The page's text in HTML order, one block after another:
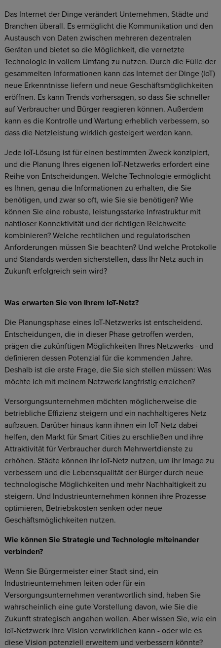
Das Internet der Dinge verändert Unternehmen, Städte und
Branchen überall. Es ermöglicht die Kommunikation und den
Austausch von Daten zwischen mehreren dezentralen
Geräten und bietet so die Möglichkeit, die vernetzte
Technologie in vollem Umfang zu nutzen. Durch die Fülle der
gesammelten Informationen kann das Internet der Dinge (IoT)
neue Erkenntnisse liefern und neue Geschäftsmöglichkeiten
eröffnen. Es kann Trends vorhersagen, so dass Sie schneller
auf Verbraucher und Bürger reagieren können. Außerdem
kann es die Kontrolle und Wartung erheblich verbessern, so
dass die Netzleistung wirklich gesteigert werden kann.
Jede IoT-Lösung ist für einen bestimmten Zweck konzipiert,
und die Planung Ihres eigenen IoT-Netzwerks erfordert eine
Reihe von Entscheidungen. Welche Technologie ermöglicht
es Ihnen, genau die Informationen zu erhalten, die Sie
benötigen, und zwar so oft, wie Sie sie benötigen? Wie
können Sie eine robuste, leistungsstarke Infrastruktur mit
nahtloser Konnektivität und der richtigen Reichweite
kombinieren? Welche rechtlichen und regulatorischen
Anforderungen müssen Sie beachten? Und welche Protokolle
und Standards werden sicherstellen, dass Ihr Netz auch in
Zukunft erfolgreich sein wird?
Was erwarten Sie von Ihrem IoT-Netz?
Die Planungsphase eines IoT-Netzwerks ist entscheidend.
Entscheidungen, die in dieser Phase getroffen werden,
prägen die zukünftigen Möglichkeiten Ihres Netzwerks - und
definieren dessen Potenzial für die kommenden Jahre.
Deshalb ist die erste Frage, die Sie sich stellen müssen: Was
möchte ich mit meinem Netzwerk langfristig erreichen?
Versorgungsunternehmen möchten möglicherweise die
betriebliche Effizienz steigern und ein nachhaltigeres Netz
aufbauen. Darüber hinaus kann ihnen ein IoT-Netz dabei
helfen, den Markt für Smart Cities zu erschließen und ihre
Attraktivität für Verbraucher durch Mehrwertdienste zu
erhöhen. Städte können ihr IoT-Netz nutzen, um ihr Image zu
verbessern und die Lebensqualität der Bürger durch neue
technologische Möglichkeiten und mehr Nachhaltigkeit zu
steigern. Und Industrieunternehmen können ihre Prozesse
optimieren, Betriebskosten senken oder neue
Geschäftsmöglichkeiten nutzen.
Wie können Sie Strategie und Technologie miteinander
verbinden?
Wenn Sie Bürgermeister einer Stadt sind, ein
Industrieunternehmen leiten oder für ein
Versorgungsunternehmen verantwortlich sind, haben Sie
wahrscheinlich eine gute Vorstellung davon, wie Sie die
Zukunft strategisch angehen wollen. Aber wissen Sie, wie ein
IoT-Netzwerk Ihre Vision verwirklichen kann - oder wie es
diese Vision potenziell erweitern und verbessern könnte?